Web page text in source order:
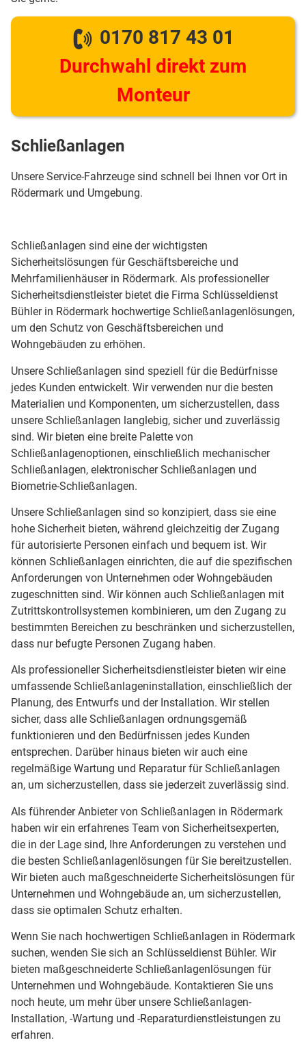
0170 817 43 01
Durchwahl direkt zum
Monteur
Schließanlagen
Unsere Service-Fahrzeuge sind schnell bei Ihnen vor Ort in
Rödermark und Umgebung.
Schließanlagen sind eine der wichtigsten
Sicherheitslösungen für Geschäftsbereiche und
Mehrfamilienhäuser in Rödermark. Als professioneller
Sicherheitsdienstleister bietet die Firma Schlüsseldienst
Bühler in Rödermark hochwertige Schließanlagenlösungen,
um den Schutz von Geschäftsbereichen und
Wohngebäuden zu erhöhen.
Unsere Schließanlagen sind speziell für die Bedürfnisse
jedes Kunden entwickelt. Wir verwenden nur die besten
Materialien und Komponenten, um sicherzustellen, dass
unsere Schließanlagen langlebig, sicher und zuverlässig
sind. Wir bieten eine breite Palette von
Schließanlagenoptionen, einschließlich mechanischer
Schließanlagen, elektronischer Schließanlagen und
Biometrie-Schließanlagen.
Unsere Schließanlagen sind so konzipiert, dass sie eine
hohe Sicherheit bieten, während gleichzeitig der Zugang
für autorisierte Personen einfach und bequem ist. Wir
können Schließanlagen einrichten, die auf die spezifischen
Anforderungen von Unternehmen oder Wohngebäuden
zugeschnitten sind. Wir können auch Schließanlagen mit
Zutrittskontrollsystemen kombinieren, um den Zugang zu
bestimmten Bereichen zu beschränken und sicherzustellen,
dass nur befugte Personen Zugang haben.
Als professioneller Sicherheitsdienstleister bieten wir eine
umfassende Schließanlageninstallation, einschließlich der
Planung, des Entwurfs und der Installation. Wir stellen
sicher, dass alle Schließanlagen ordnungsgemäß
funktionieren und den Bedürfnissen jedes Kunden
entsprechen. Darüber hinaus bieten wir auch eine
regelmäßige Wartung und Reparatur für Schließanlagen
an, um sicherzustellen, dass sie jederzeit zuverlässig sind.
Als führender Anbieter von Schließanlagen in Rödermark
haben wir ein erfahrenes Team von Sicherheitsexperten,
die in der Lage sind, Ihre Anforderungen zu verstehen und
die besten Schließanlagenlösungen für Sie bereitzustellen.
Wir bieten auch maßgeschneiderte Sicherheitslösungen für
Unternehmen und Wohngebäude an, um sicherzustellen,
dass sie optimalen Schutz erhalten.
Wenn Sie nach hochwertigen Schließanlagen in Rödermark
suchen, wenden Sie sich an Schlüsseldienst Bühler. Wir
bieten maßgeschneiderte Schließanlagenlösungen für
Unternehmen und Wohngebäude. Kontaktieren Sie uns
noch heute, um mehr über unsere Schließanlagen-
Installation, -Wartung und -Reparaturdienstleistungen zu
erfahren.